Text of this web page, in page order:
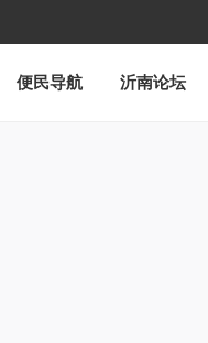
便民导航 沂南论坛